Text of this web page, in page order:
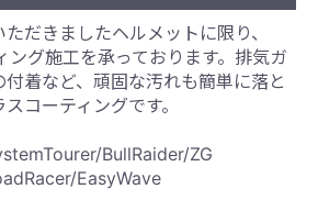
だきましたヘルメットに限り、
ング施工を承っております。排気ガ
着など、頑固な汚れも簡単に落と
コーティングです。
BullRaider/ZG
EasyWave